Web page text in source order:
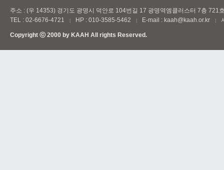
주소 : (우 14353) 경기도 광명시 덕안로 104번길 17 광명역엠클러스터 7층 721
TEL : 02-6676-4721
HP : 010-3585-5462 E-mail : kaah@kaah.or.kr
Copyright ⓒ 2000 by KAAH All rights Reserved.